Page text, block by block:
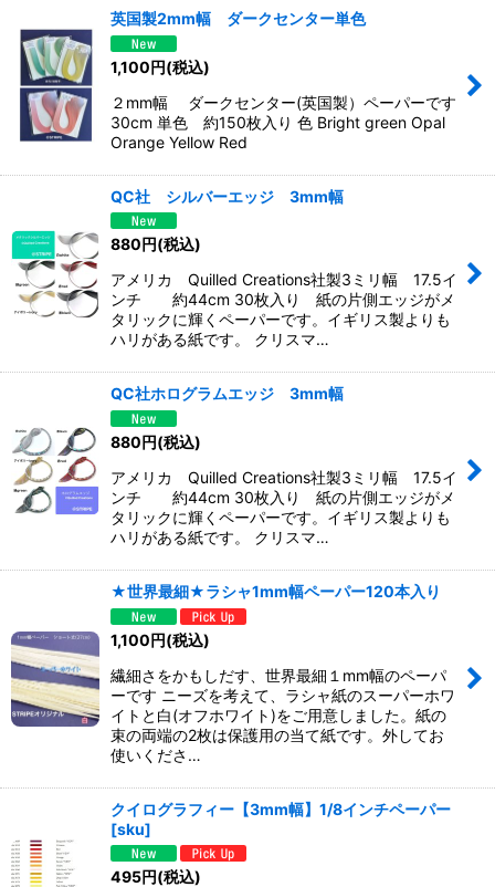
英国製2mm幅 ダークセンター単色
1,100円(税込)
２mm幅 ダークセンター(英国製）ペーパーです
30cm 単色 約150枚入り 色 Bright green Opal
Orange Yellow Red
QC社 シルバーエッジ 3mm幅
880円(税込)
アメリカ Quilled Creations社製3ミリ幅 17.5イ
ンチ 約44cm 30枚入り 紙の片側エッジがメ
タリックに輝くペーパーです。イギリス製よりも
ハリがある紙です。 クリスマ…
QC社ホログラムエッジ 3mm幅
880円(税込)
アメリカ Quilled Creations社製3ミリ幅 17.5イ
ンチ 約44cm 30枚入り 紙の片側エッジがメ
タリックに輝くペーパーです。イギリス製よりも
ハリがある紙です。 クリスマ…
★世界最細★ラシャ1mm幅ペーパー120本入り
1,100円(税込)
繊細さをかもしだす、世界最細１mm幅のペーパ
ーです ニーズを考えて、ラシャ紙のスーパーホワ
イトと白(オフホワイト)をご用意しました。紙の
束の両端の2枚は保護用の当て紙です。外してお
使いくださ…
クイログラフィー【3mm幅】1/8インチペーパー
[sku]
495円(税込)